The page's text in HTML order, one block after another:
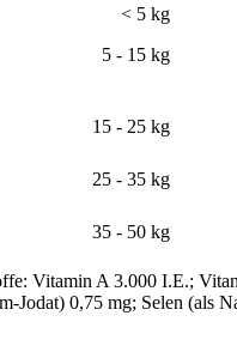
< 5 kg
5 - 15 kg
15 - 25 kg
25 - 35 kg
35 - 50 kg
Vitamin A 3.000 I.E.;
Jodat) 0,75 mg; Selen (als